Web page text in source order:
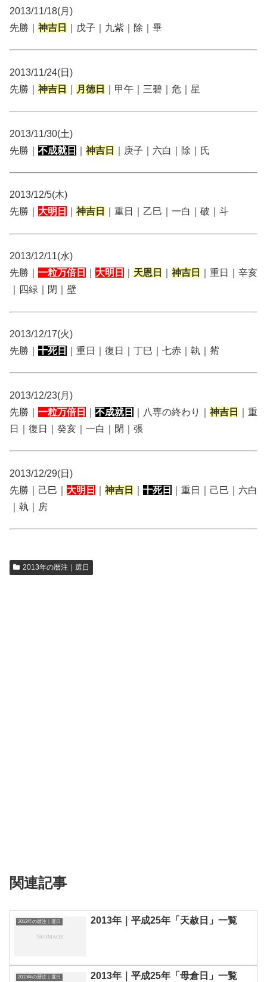
2013/11/18(月)
先勝｜ 神吉日 ｜戊子｜九紫｜除｜畢
2013/11/24(日)
先勝｜ 神吉日 月徳日 ｜甲午｜三碧｜危｜星
2013/11/30(土)
先勝｜ 不成就日 神吉日 ｜庚子｜六白｜除｜氏
2013/12/5(木)
先勝｜ 大明日 神吉日 ｜重日｜乙巳｜一白｜破｜斗
2013/12/11(水)
先勝｜ 一粒万倍日 大明日 天恩日 神吉日
｜重日｜辛亥
｜四緑｜閉｜壁
2013/12/17(火)
先勝｜ 十死日 ｜重日｜復日｜丁巳｜七赤｜執｜觜
2013/12/23(月)
先勝｜ 一粒万倍日 不成就日 ｜八専の終わり｜ 神吉日
｜重
日｜復日｜癸亥｜一白｜閉｜張
2013/12/29(日)
先勝｜己巳｜ 大明日 神吉日 十死日
｜重日｜己巳｜六白
｜執｜房
2013年の暦注｜選日
関連記事
2013年の暦注｜選日 2013年｜平成25年「天赦日」一覧
2013年の暦注｜選日 2013年｜平成25年「母倉日」一覧